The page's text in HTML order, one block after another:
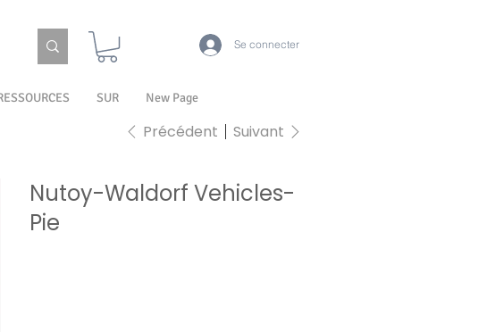
Se connecter
New Page
SUR
Précédent Suivant
Nutoy-Waldorf Vehicles-
Pie